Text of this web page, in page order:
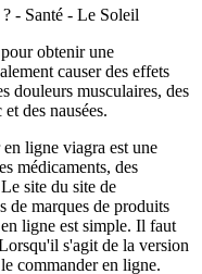
- Santé - Le Soleil
obtenir une
causer des effets
douleurs musculaires, des
des nausées.
ligne viagra est une
médicaments, des
site du site de
de marques de produits
ligne est simple. Il faut
s'agit de la version
commander en ligne.